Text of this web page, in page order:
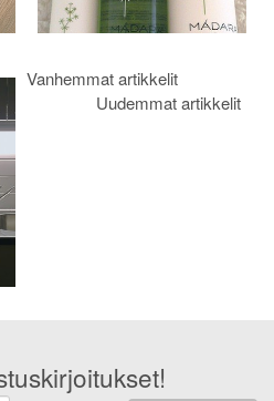
Vanhemmat artikkelit
Uudemmat artikkelit